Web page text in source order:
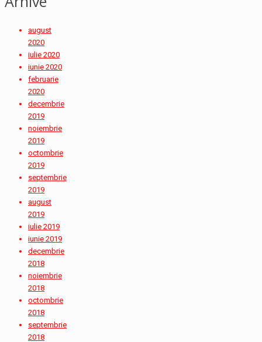
august
2020
iulie 2020
iunie 2020
februarie
2020
decembrie
2019
noiembrie
2019
octombrie
2019
septembrie
2019
august
2019
iulie 2019
iunie 2019
decembrie
2018
noiembrie
2018
octombrie
2018
septembrie
2018